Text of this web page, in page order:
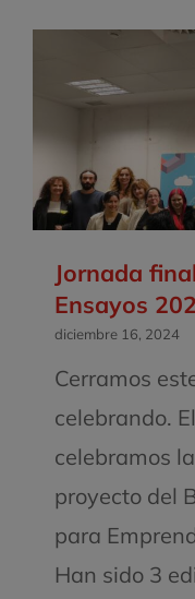
Jornada
Ensayos
diciembre 16, 2024
Cerramos
celebrando.
celebramos
proyecto del
para
Han sido 3